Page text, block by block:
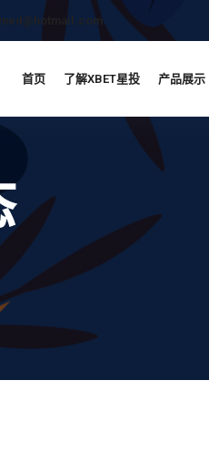
首页 了解XBET星投 产品展示